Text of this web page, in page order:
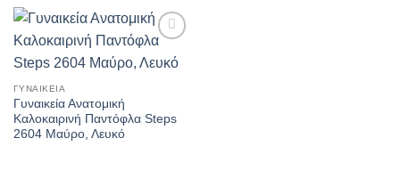
στην λίστα
ΓΥΝΑΙΚΕΊΑ
Γυναικεία Ανατομική
Καλοκαιρινή Παντόφλα Steps
2604 Μαύρο, Λευκό